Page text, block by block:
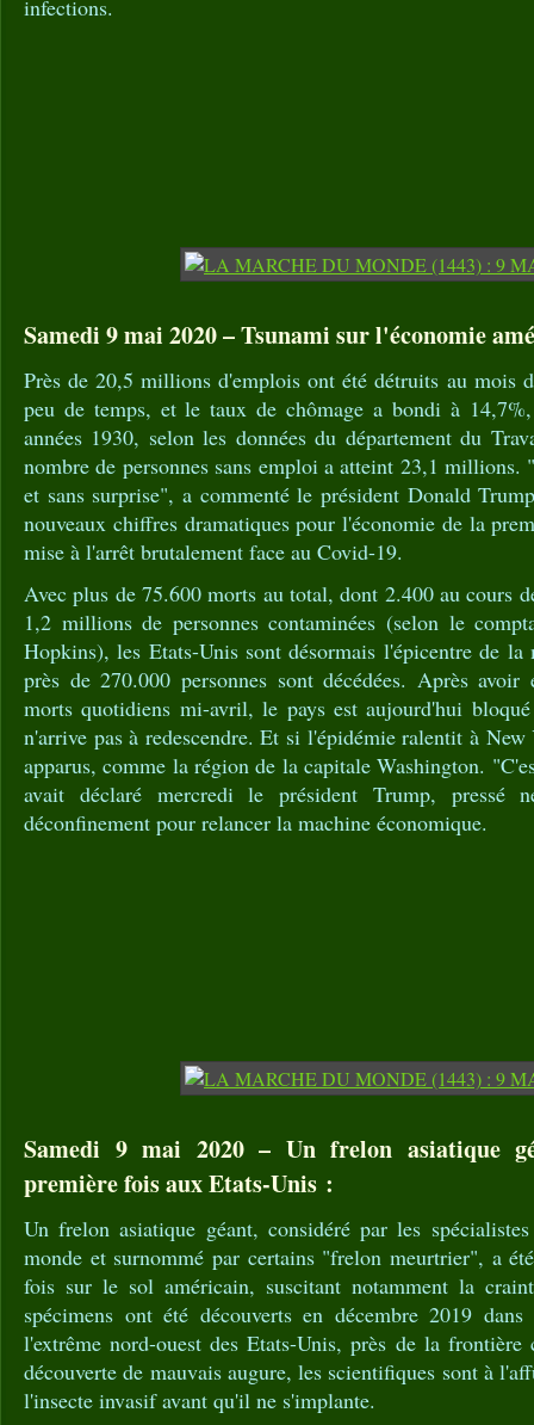
infections.
Samedi 9 mai 2020 – Tsunami sur l'économie
Près de 20,5 millions d'emplois ont été détruits au mois
peu de temps, et le taux de chômage a bondi à
années 1930, selon les données du département du
nombre de personnes sans emploi a atteint 23,1
et sans surprise", a commenté le président Donald
nouveaux chiffres dramatiques pour l'économie de la
mise à l'arrêt brutalement face au Covid-19.
Avec plus de 75.600 morts au total, dont 2.400 au cours
1,2 millions de personnes contaminées (selon le
Hopkins), les Etats-Unis sont désormais l'épicentre de
près de 270.000 personnes sont décédées. Après
morts quotidiens mi-avril, le pays est aujourd'hui
n'arrive pas à redescendre. Et si l'épidémie ralentit à New
apparus, comme la région de la capitale Washington.
avait déclaré mercredi le président Trump, pressé
déconfinement pour relancer la machine économique.
Samedi 9 mai 2020 – Un frelon asiatique
première fois aux Etats-Unis :
Un frelon asiatique géant, considéré par les
monde et surnommé par certains "frelon meurtrier", a
fois sur le sol américain, suscitant notamment la
spécimens ont été découverts en décembre 2019
l'extrême nord-ouest des Etats-Unis, près de la frontière
découverte de mauvais augure, les scientifiques sont à
l'insecte invasif avant qu'il ne s'implante.